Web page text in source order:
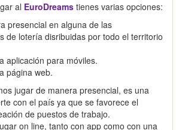
al EuroDreams tienes varias opciones:
presencial en alguna de las
de lotería disribuidas por todo el territorio
aplicación para móviles.
página web.
jugar de manera presencial, es una
con el país ya que se favorece el
de puestos de trabajo.
on line, tanto con app como con una